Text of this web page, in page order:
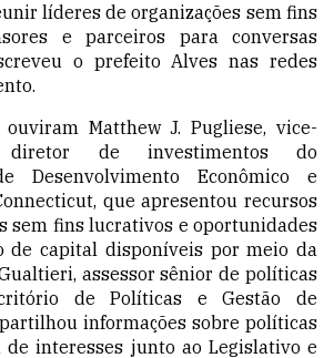
líderes de organizações sem fins
e parceiros para conversas
o prefeito Alves nas redes
Matthew J. Pugliese, vice-
de investimentos do
Desenvolvimento Econômico e
que apresentou recursos
sem fins lucrativos e oportunidades
de capital disponíveis por meio da
assessor sênior de políticas
de Políticas e Gestão de
informações sobre políticas
de interesses junto ao Legislativo e